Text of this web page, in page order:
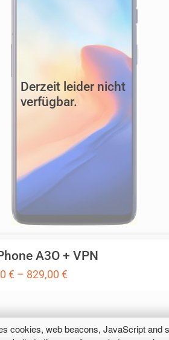
cookies, web beacons, JavaScript and
Derzeit leider nicht
verfügbar.
A3O + VPN
€ – 829,00€